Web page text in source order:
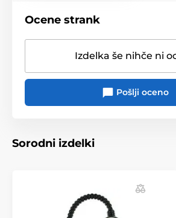
Ocene strank
Izdelka še nihče ni
Pošlji oceno
Sorodni izdelki